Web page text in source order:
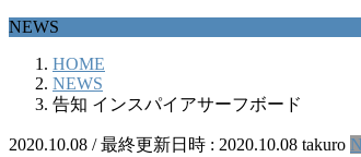
NEWS
HOME
NEWS
告知 インスパイアサーフボード
2020.10.08 / 最終更新日時 : 2020.10.08 takuro